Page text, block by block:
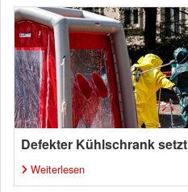
Defekter Kühlschrank
Weiterlesen